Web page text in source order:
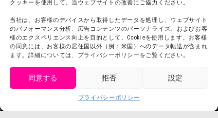
クッキーを使用して、当ウェブサイトの改善にご協力ください。
当社は、お客様のデバイスから取得したデータを処理し、ウェブサイト
のパフォーマンス分析、広告コンテンツのパーソナライズ、およびお客
様のエクスペリエンス向上を目的として、Cookieを使用します。お客様
の同意には、お客様の居住国以外（例：米国）へのデータ転送が含まれ
ます。詳細については、プライバシーポリシーをご覧ください。
同意する 拒否 設定
プライバシーポリシー
お問い合わせ
利用規約
プライバシーポリシー
プレスリリース
会社概要
スタッフ募集